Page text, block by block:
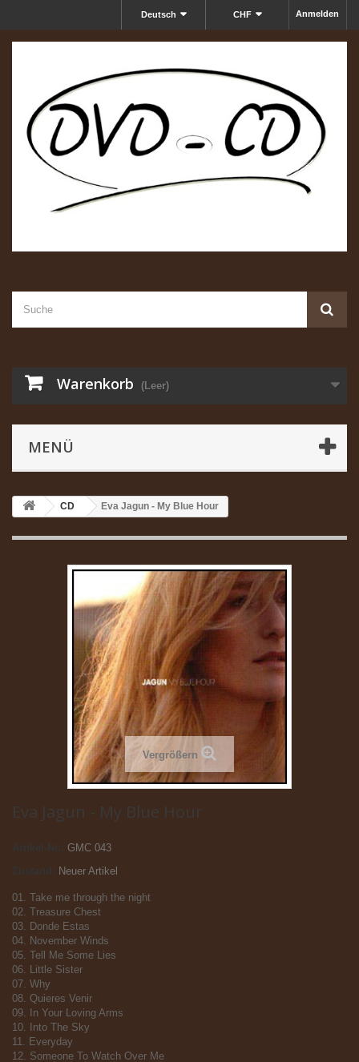
Anmelden
CHF
Deutsch
Warenkorb (Leer)
MENÜ
CD Eva Jagun - My Blue Hour
Vergrößern
Eva Jagun - My Blue Hour
Artikel-Nr.:
GMC 043
Zustand:
Neuer Artikel
01. Take me through the night
02. Treasure Chest
03. Donde Estas
04. November Winds
05. Tell Me Some Lies
06. Little Sister
07. Why
08. Quieres Venir
09. In Your Loving Arms
10. Into The Sky
11. Everyday
12. Someone To Watch Over Me